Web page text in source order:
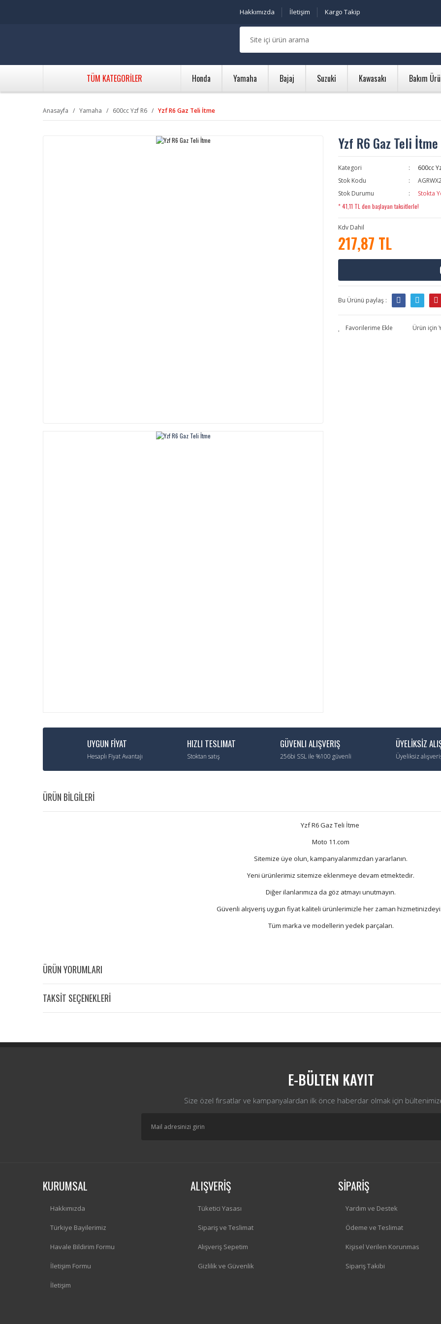
Hakkımızda İletişim Kargo Takip
TÜM KATEGORİLER Honda Yamaha Bajaj Suzuki Kawasakı Bakım
Anasayfa Yamaha 600cc Yzf R6 Yzf R6 Gaz Teli İtme
Yzf R6 Gaz Teli İtme
Kategori
600cc
Stok Kodu
Stok Durumu
Stokta
* 41,11 TL den başlayan taksitlerle!
Kdv Dahil
217,87 TL
Bu Ürünü paylaş :
Ürün için
UYGUN FİYAT
Hesaplı Fiyat Avantajı
HIZLI TESLIMAT
Stoktan satış
GÜVENLI ALIŞVERIŞ
256bi SSL ile %100 güvenli
ÜYELİKSİZ
Üyeliksiz
ÜRÜN BİLGİLERİ
Yzf R6 Gaz Teli İtme
Moto 11.com
Sitemize üye olun, kampanyalarımızdan yararlanın.
Yeni ürünlerimiz sitemize eklenmeye devam etmektedir.
Diğer ilanlarımıza da göz atmayı unutmayın.
Güvenli alışveriş uygun fiyat kaliteli ürünlerimizle her zaman
Tüm marka ve modellerin yedek parçaları.
ÜRÜN YORUMLARI
TAKSİT SEÇENEKLERİ
E-BÜLTEN KAYIT
Size özel fırsatlar ve kampanyalardan ilk önce haberdar olmak için
KURUMSAL
Hakkımızda
Türkiye Bayilerimiz
Havale Bildirim Formu
İletişim Formu
İletişim
ALIŞVERİŞ
Tüketici Yasası
Sipariş ve Teslimat
Alışveriş Sepetim
Gizlilik ve Güvenlik
SİPARİŞ
Yardım ve Destek
Ödeme ve Teslimat
Kişisel Verilen Korunmas
Sipariş Takibi